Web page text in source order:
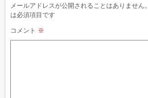
メールアドレスが公開されることはありません。
は必須項目です
コメント ※